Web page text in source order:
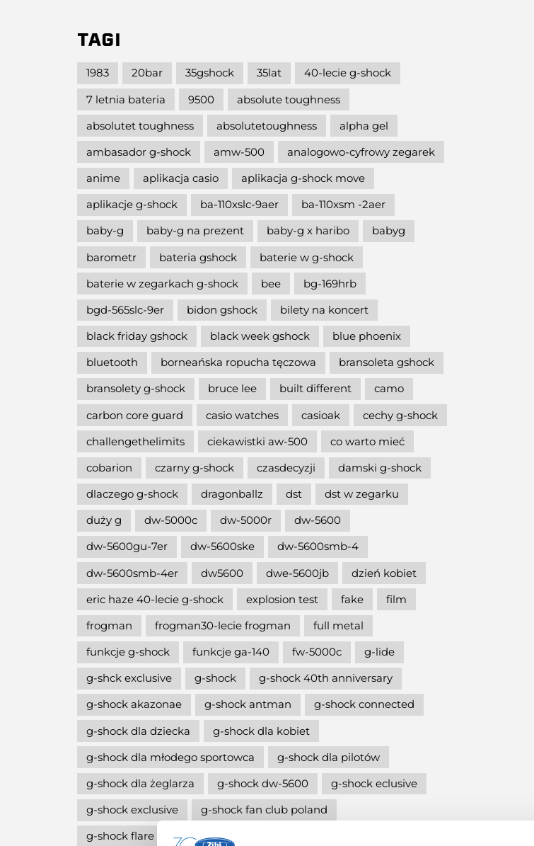
TAGI
1983 20bar 35gshock 35lat
40-lecie g-shock
7 letnia bateria
9500
absolute toughness
absolutet toughness
absolutetoughness
alpha gel
ambasador g-shock
amw-500
analogowo-cyfrowy zegarek
anime
aplikacja casio
aplikacja g-shock move
aplikacje g-shock
ba-110xslc-9aer
ba-110xsm -2aer
baby-g
baby-g na prezent baby-g x haribo
babyg
barometr
bateria gshock
baterie w g-shock
baterie w zegarkach g-shock
bee
bg-169hrb
bgd-565slc-9er
bidon gshock
bilety na koncert
black friday gshock
black week gshock
blue phoenix
bluetooth
borneańska ropucha tęczowa
bransoleta gshock
bransolety g-shock
bruce lee built different
camo
carbon core guard
casio watches casioak
cechy g-shock
challengethelimits
ciekawistki aw-500
co warto mieć
cobarion
czarny g-shock czasdecyzji
damski g-shock
dlaczego g-shock
dragonballz dst
dst w zegarku
duży g
dw-5000c dw-5000r
dw-5600
dw-5600gu-7er
dw-5600ske
dw-5600smb-4
dw-5600smb-4er
dw5600 dwe-5600jb
dzień kobiet
eric haze 40-lecie g-shock
explosion test fake
film
frogman
frogman30-lecie frogman
full metal
funkcje g-shock
funkcje ga-140 fw-5000c
g-lide
g-shck exclusive
g-shock
g-shock 40th anniversary
g-shock akazonae
g-shock antman
g-shock connected
g-shock dla dziecka
g-shock dla kobiet
g-shock dla młodego sportowca
g-shock dla pilotów
g-shock dla żeglarza
g-shock dw-5600
g-shock eclusive
g-shock exclusive
g-shock fan club poland
g-shock flare red
g-shock g-squa dw-h5600